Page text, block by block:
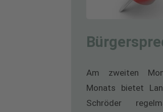
Am zweiten
Monats bietet
Schröder